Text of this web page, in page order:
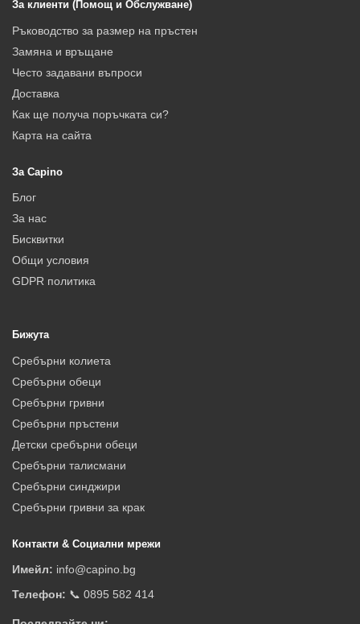
За клиенти (Помощ и Обслужване)
Ръководство за размер на пръстен
Замяна и връщане
Често задавани въпроси
Доставка
Как ще получа поръчката си?
Карта на сайта
За Capino
Блог
За нас
Бисквитки
Общи условия
GDPR политика
Бижута
Сребърни колиета
Сребърни обеци
Сребърни гривни
Сребърни пръстени
Детски сребърни обеци
Сребърни талисмани
Сребърни синджири
Сребърни гривни за крак
Контакти & Социални мрежи
Имейл: info@capino.bg
Телефон: 📞 0895 582 414